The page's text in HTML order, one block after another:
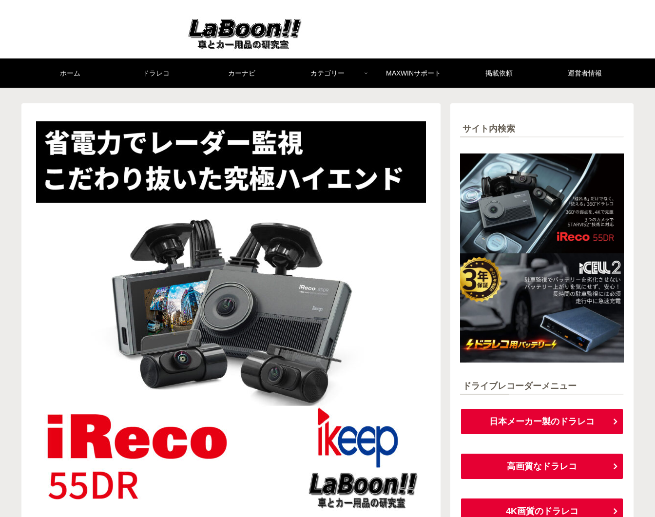
ホーム ドラレコ カーナビ カテゴリー MAXWINサポート 掲載依頼 運営者情報
サイト内検索
ドライブレコーダーメニュー
日本メーカー製のドラレコ
高画質なドラレコ
4K画質のドラレコ